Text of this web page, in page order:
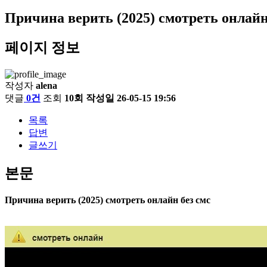
Причина верить (2025) смотреть
페이지 정보
작성자 alena
댓글 0건 조회 10회 작성일 26-05-15 19:56
목록
답변
글쓰기
본문
Причина верить (2025) смотреть онлайн без смс